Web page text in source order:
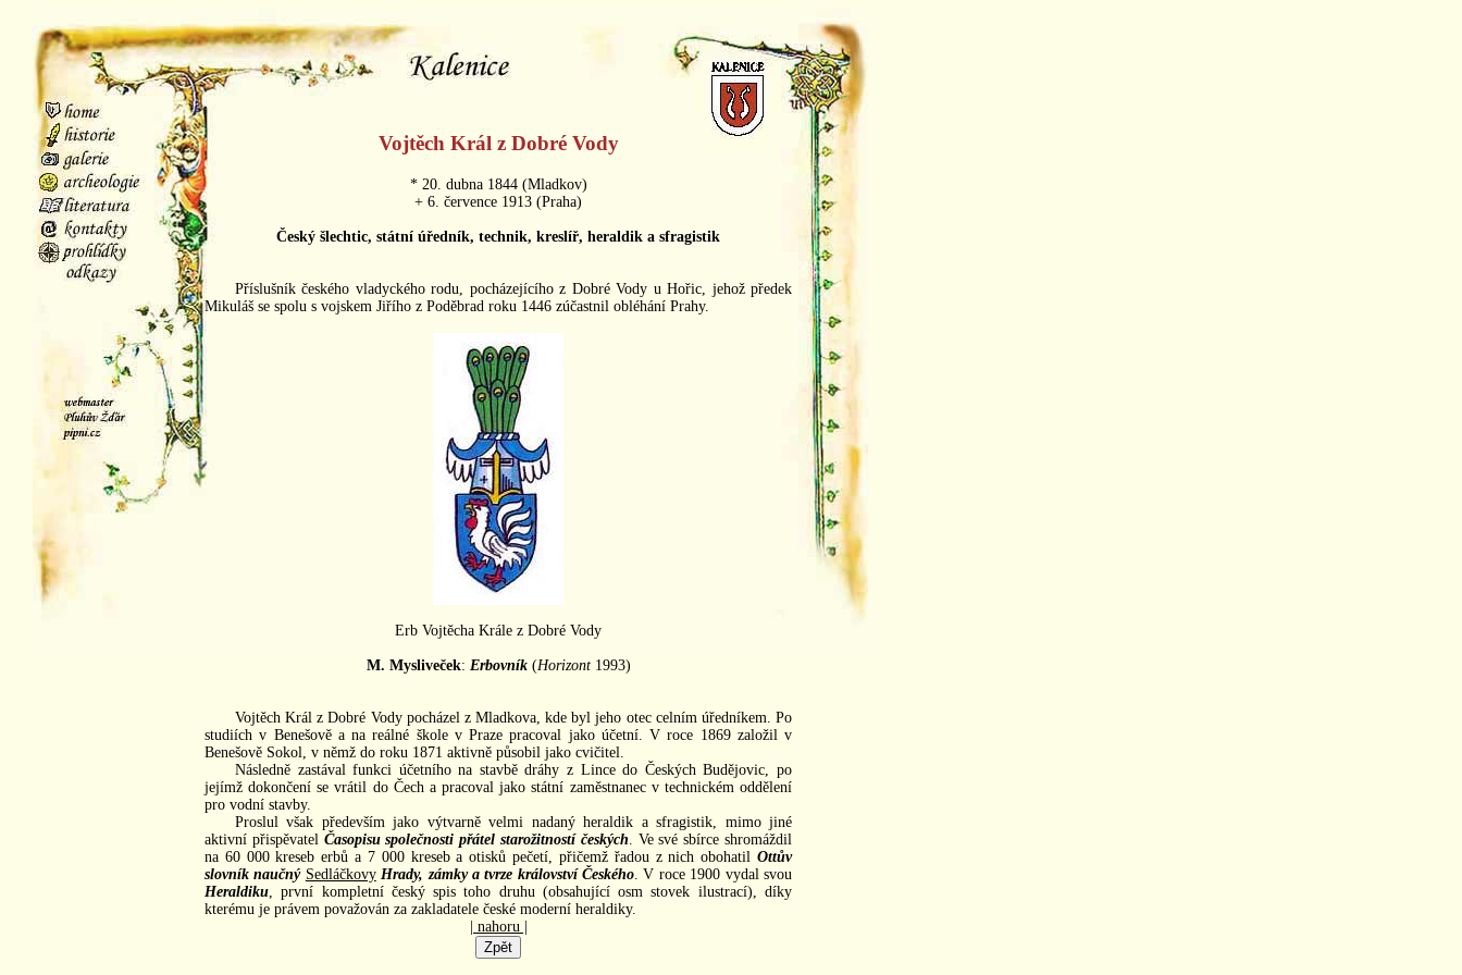
Vojtěch Král z Dobré Vody
* 20. dubna 1844 (Mladkov)
+ 6. července 1913 (Praha)
Český šlechtic, státní úředník, technik, kreslíř, heraldik a sfragistik
Příslušník českého vladyckého rodu, pocházejícího z Dobré Vody u Hořic, jehož předek
Mikuláš se spolu s vojskem Jiřího z Poděbrad roku 1446 zúčastnil obléhání Prahy.
Erb Vojtěcha Krále z Dobré Vody
M. Mysliveček: Erbovník(Horizont1993)
Vojtěch Král z Dobré Vody pocházel z Mladkova, kde byl jeho otec celním úředníkem. Po
studiích v Benešově a na reálné škole v Praze pracoval jako účetní. V roce 1869 založil v
Benešově Sokol, v němž do roku 1871 aktivně působil jako cvičitel.
Následně zastával funkci účetního na stavbě dráhy z Lince do Českých Budějovic, po
jejímž dokončení se vrátil do Čech a pracoval jako státní zaměstnanec v technickém oddělení
pro vodní stavby.
Proslul však především jako výtvarně velmi nadaný heraldik a sfragistik, mimo jiné
aktivní přispěvatel Časopisu společnosti přátel starožitností českých. Ve své sbírce shromáždil
na 60 000 kreseb erbů a 7 000 kreseb a otisků pečetí, přičemž řadou z nich obohatil Ottův
slovník naučný Sedláčkovy Hrady, zámky a tvrze království Českého. V roce 1900 vydal svou
Heraldiku, první kompletní český spis toho druhu (obsahující osm stovek ilustrací), díky
kterému je právem považován za zakladatele české moderní heraldiky.
| nahoru |